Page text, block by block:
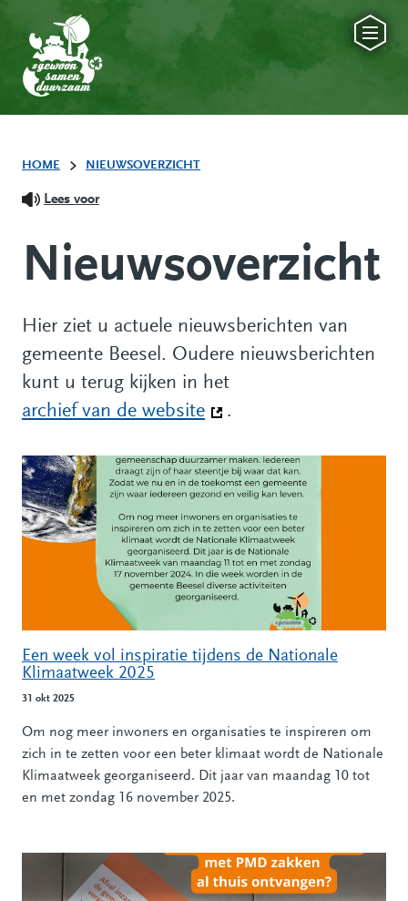
HOME NIEUWSOVERZICHT
Lees voor
Nieuwsoverzicht
Hier ziet u actuele nieuwsberichten van
gemeente Beesel. Oudere nieuwsberichten
kunt u terug kijken in het
archief van de website (Deze link gaat naar
.
Alle nieuwsberichten
Een week vol inspiratie tijdens de Nationale
Klimaatweek 2025
31 okt 2025
Om nog meer inwoners en organisaties te inspireren om
zich in te zetten voor een beter klimaat wordt de Nationale
Klimaatweek georganiseerd. Dit jaar van maandag 10 tot
en met zondag 16 november 2025.